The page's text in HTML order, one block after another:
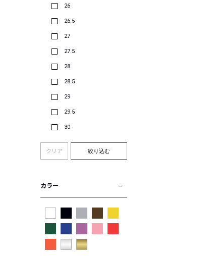
26
26.5
27
27.5
28
28.5
29
29.5
30
クリア 絞り込む
カラー